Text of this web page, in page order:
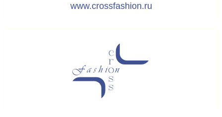
www.crossfashion.ru